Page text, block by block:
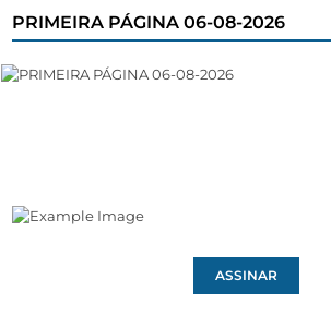
PRIMEIRA PÁGINA 06-08-2026
ASSINAR